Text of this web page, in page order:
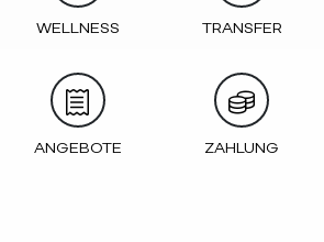
WELLNESS TRANSFER
ANGEBOTE ZAHLUNG